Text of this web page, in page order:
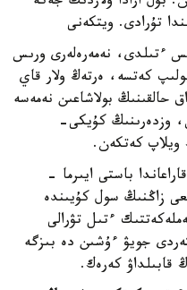
تۇرادى. ويتكەنى
ءتىلدى، نەمەرەلەرى ورىس
كەتسە، ەرتەڭ ولار قاي
حالقىنىڭ بولاشاعىن نەمەسە
وزدەرىنىڭ كۇيكى-
ويلاپ كەتكەن.
باستى ايىرما -
تۋرالى 1989 -جىلعى زاڭنىڭ سول كۇيىندە
ءتىل تۋرالى
جويۋ ءۇشىن دە بىزگە
قابىلداۋ كەرەك.